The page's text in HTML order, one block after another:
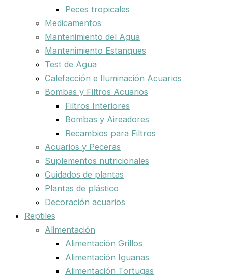
Peces tropicales
Medicamentos
Mantenimiento del Agua
Mantenimiento Estanques
Test de Agua
Calefacción e Iluminación Acuarios
Bombas y Filtros Acuarios
Filtros Interiores
Bombas y Aireadores
Recambios para Filtros
Acuarios y Peceras
Suplementos nutricionales
Cuidados de plantas
Plantas de plástico
Decoración acuarios
Reptiles
Alimentación
Alimentación Grillos
Alimentación Iguanas
Alimentación Tortugas